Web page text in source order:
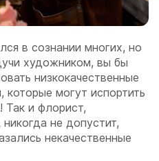
в сознании многих, но
художником, вы бы
низкокачественные
которые могут испортить
Так и флорист,
не допустит,
некачественные